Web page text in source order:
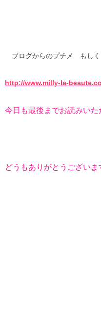
ブログからのプチメ もしく
http://www.milly-la-
今日も最後までお読みいた
どうもありがとうございま